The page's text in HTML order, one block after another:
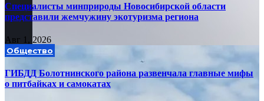
Специалисты минприроды Новосибирской области
представили жемчужину экотуризма региона
Авг 1, 2026
Общество
ГИБДД Болотнинского района развенчала главные мифы
о питбайках и самокатах